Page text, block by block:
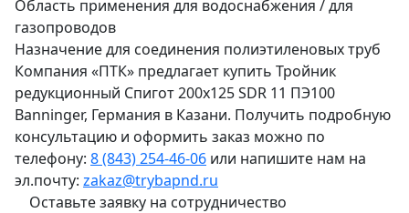
Область применения для водоснабжения / для
газопроводов
Назначениедля соединения полиэтиленовых труб
Компания «ПТК» предлагает купить Тройник
редукционный Спигот 200х125 SDR 11 ПЭ100
Banninger, Германия в Казани. Получить подробную
консультацию и оформить заказ можно по
телефону: 8 (843) 254-46-06 или напишите нам на
эл.почту: zakaz@trybapnd.ru
Оставьте заявку на сотрудничество